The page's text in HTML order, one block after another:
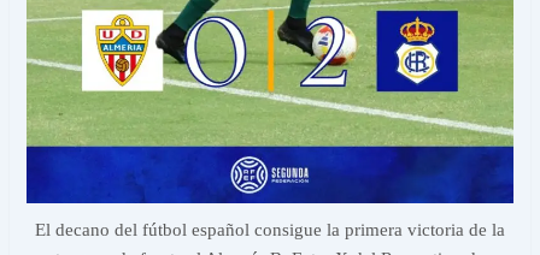
El decano del fútbol español consigue la primera victoria de la